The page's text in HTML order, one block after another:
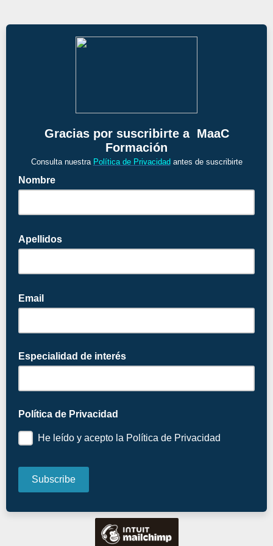
Gracias por suscribirte a MaaC
Formación
Consulta nuestra Política de Privacidad antes de suscribirte
Nombre
Apellidos
Email
Especialidad de interés
Política de Privacidad
He leído y acepto la Política de Privacidad